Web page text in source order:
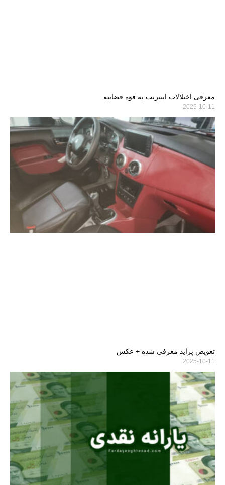
معرفی اختلالات اینترنت به قوه قضاییه
2025-10-11
تعویض پراید معرفی شده + عکس
2025-10-11